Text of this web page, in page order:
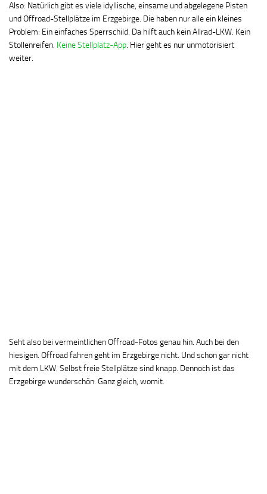
Also: Natürlich gibt es viele idyllische, einsame und abgelegene Pisten
und Offroad-Stellplätze im Erzgebirge. Die haben nur alle ein kleines
Problem: Ein einfaches Sperrschild. Da hilft auch kein Allrad-LKW. Kein
Stollenreifen. Keine Stellplatz-App. Hier geht es nur unmotorisiert
weiter.
Seht also bei vermeintlichen Offroad-Fotos genau hin. Auch bei den
hiesigen. Offroad fahren geht im Erzgebirge nicht. Und schon gar nicht
mit dem LKW. Selbst freie Stellplätze sind knapp. Dennoch ist das
Erzgebirge wunderschön. Ganz gleich, womit.